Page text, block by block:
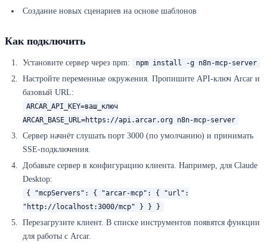
Создание новых сценариев на основе шаблонов
Как подключить
Установите сервер через npm: npm install -g n8n-mcp-server
Настройте переменные окружения. Пропишите API-ключ Arcar и
базовый URL:
ARCAR_API_KEY=ваш_ключ
ARCAR_BASE_URL=https://api.arcar.org n8n-mcp-server
Сервер начнёт слушать порт 3000 (по умолчанию) и принимать
SSE-подключения.
Добавьте сервер в конфигурацию клиента. Например, для Claude
Desktop:
{ "mcpServers": { "arcar-mcp": { "url":
"http://localhost:3000/mcp" } } }
Перезагрузите клиент. В списке инструментов появятся функции
для работы с Arcar.